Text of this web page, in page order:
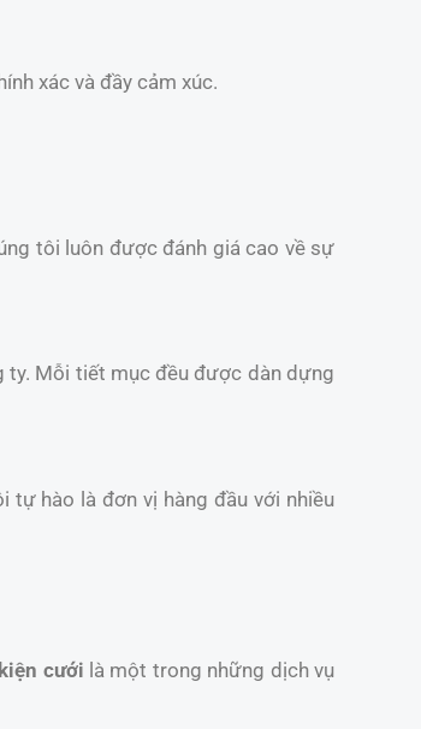
xác và đầy cảm xúc.
tôi luôn được đánh giá cao về sự
ty. Mỗi tiết mục đều được dàn dựng
tự hào là đơn vị hàng đầu với nhiều
cưới là một trong những dịch vụ